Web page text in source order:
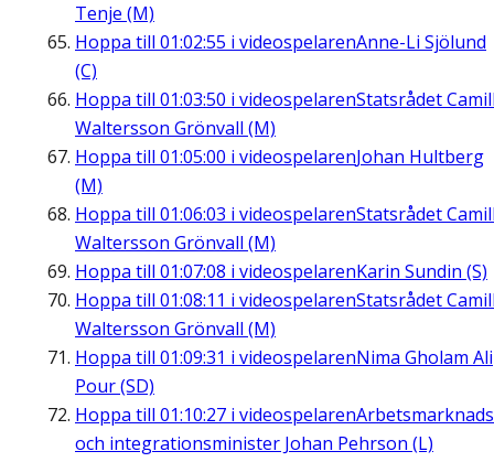
Tenje (M)
Hoppa till 01:02:55 i videospelarenAnne-Li Sjölund
(C)
Hoppa till 01:03:50 i videospelarenStatsrådet
Waltersson Grönvall (M)
Hoppa till 01:05:00 i videospelarenJohan Hultberg
(M)
Hoppa till 01:06:03 i videospelarenStatsrådet
Waltersson Grönvall (M)
Hoppa till 01:07:08 i videospelarenKarin Sundin (S)
Hoppa till 01:08:11 i videospelarenStatsrådet
Waltersson Grönvall (M)
Hoppa till 01:09:31 i videospelarenNima Gholam Ali
Pour (SD)
Hoppa till 01:10:27 i videospelaren
och integrationsminister Johan Pehrson (L)